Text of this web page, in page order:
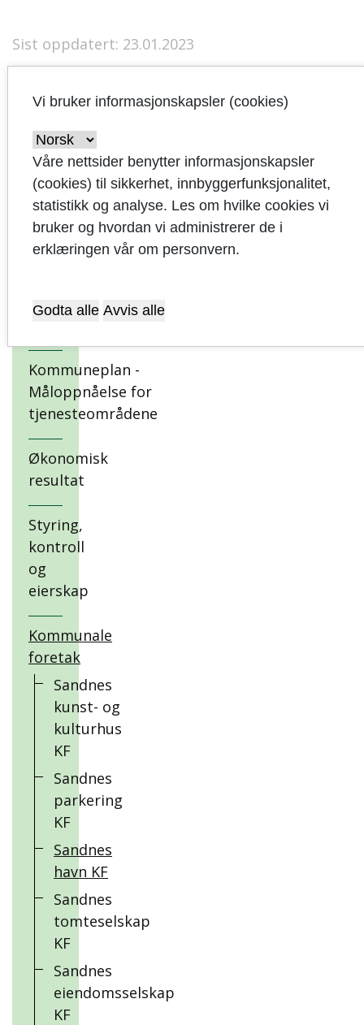
Årsrapport
2019
Innledning
Samfunns- og
Kommuneplan -
Måloppnåelse for
tjenesteområdene
Økonomisk
resultat
Styring,
kontroll
og
eierskap
Kommunale
foretak
Sandnes
kunst- og
kulturhus
KF
Sandnes
parkering
KF
Sandnes
havn KF
Sandnes
tomteselskap
KF
Sandnes
eiendomsselskap
KF
Sist oppdatert: 23.01.2023
Vi bruker informasjonskapsler (cookies)
Våre nettsider benytter informasjonskapsler
(cookies) til sikkerhet, innbyggerfunksjonalitet,
statistikk og analyse. Les om hvilke cookies vi
bruker og hvordan vi administrerer de i
erklæringen vår om personvern.
Godta alle Avvis alle